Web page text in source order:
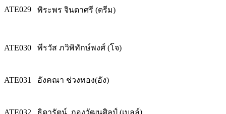
ATE029 พิระพร จินดาศรี (ดรีม)
ATE030 พีรวัส ภวิพิทักษ์พงศ์ (โจ)
ATE031 อังคณา ช่วงทอง(อัง)